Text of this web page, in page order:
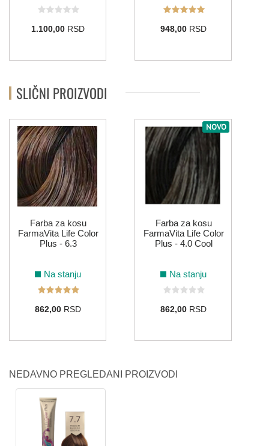
LIFE COLOR - MINERALNE NIJANSE
LIFE COLOR BOOSTERS
0.66 Green Violet
1.100,00RSD 948,00RSD
SLIČNI PROIZVODI
Farba za kosu
FarmaVita Life Color
Plus - 6.3
Na stanju
862,00RSD
NOVO
Farba za kosu
FarmaVita Life Color
Plus - 4.0 Cool
Na stanju
862,00RSD
NEDAVNO PREGLEDANI PROIZVODI